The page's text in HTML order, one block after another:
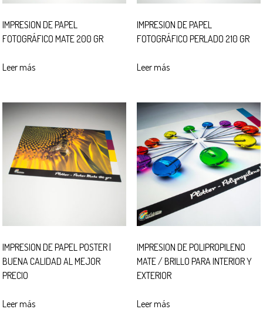
IMPRESION DE PAPEL
FOTOGRÁFICO MATE 200 GR
Leer más
IMPRESION DE PAPEL
FOTOGRÁFICO PERLADO 210 GR
Leer más
IMPRESION DE PAPEL POSTER |
BUENA CALIDAD AL MEJOR
PRECIO
Leer más
IMPRESION DE POLIPROPILENO
MATE / BRILLO PARA INTERIOR Y
EXTERIOR
Leer más